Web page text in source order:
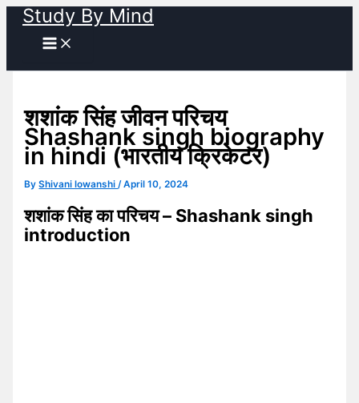
Skip
content
Study By Mind
शशांक सिंह जीवन परिचय
Shashank singh biography
in hindi (भारतीय क्रिकेटर)
ByShivani lowanshi/April 10, 2024
शशांक सिंह का परिचय – Shashank singh
introduction